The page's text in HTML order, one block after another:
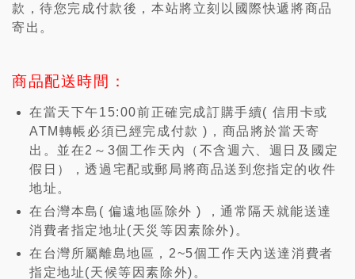
款，待您完成付款後，本站將立刻以國際快遞將商品
寄出。
商品配送時間：
在當天下午15:00前正確完成訂購手續( 信用卡或
ATM轉帳必須已經完成付款 )，商品將於當天寄
出。並在2～3個工作天內（不含週六、週日及國定
假日），透過宅配或郵局將商品送到您指定的收件
地址。
在台灣本島( 偏遠地區除外 ) ，通常隔天就能送達
消費者指定地址(天災等因素除外)。
在台灣所屬離島地區，2~5個工作天內送達消費者
指定地址(天候等因素除外)。